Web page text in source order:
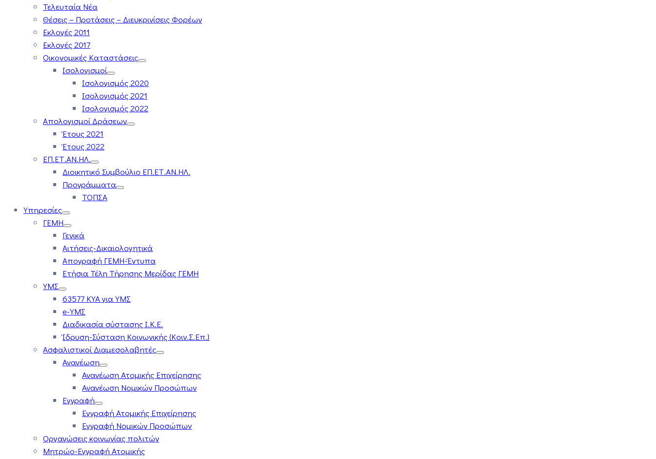
Τελευταία Νέα
Θέσεις – Προτάσεις – Διευκρινίσεις Φορέων
Εκλογές 2011
Εκλογές 2017
Οικονομικές Καταστάσεις
Ισολογισμοί
Ισολογισμός 2020
Ισολογισμός 2021
Ισολογισμός 2022
Απολογισμοί Δράσεων
Έτους 2021
Έτους 2022
ΕΠ.ΕΤ.ΑΝ.ΗΛ.
Διοικητικό Συμβούλιο ΕΠ.ΕΤ.ΑΝ.ΗΛ.
Προγράμματα
ΤΟΠΣΑ
Υπηρεσίες
ΓΕΜΗ
Γενικά
Αιτήσεις-Δικαιολογητικά
Απογραφή ΓΕΜΗ-Έντυπα
Ετήσια Τέλη Τήρησης Μερίδας ΓΕΜΗ
ΥΜΣ
63577 ΚΥΑ για ΥΜΣ
e-ΥΜΣ
Διαδικασία σύστασης Ι.Κ.Ε.
Ίδρυση-Σύσταση Κοινωνικής (Κοιν.Σ.Επ.)
Ασφαλιστικοί Διαμεσολαβητές
Ανανέωση
Ανανέωση Ατομικής Επιχείρησης
Ανανέωση Νομικών Προσώπων
Εγγραφή
Εγγραφή Ατομικής Επιχείρησης
Εγγραφή Νομικών Προσώπων
Οργανώσεις κοινωνίας πολιτών
Μητρώο-Εγγραφή Ατομικής